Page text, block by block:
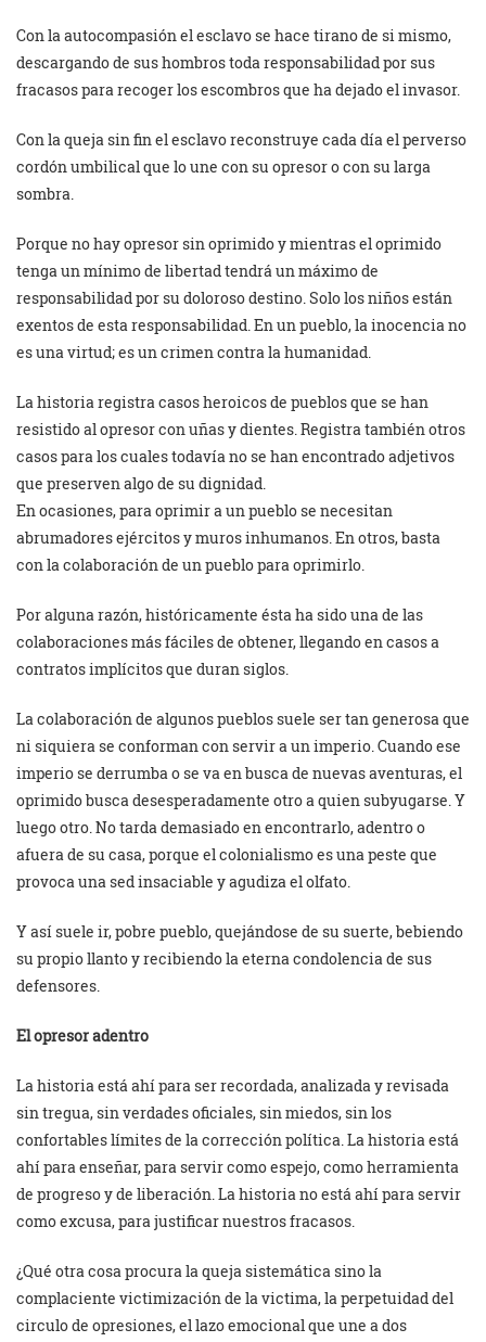
Con la autocompasión el esclavo se hace tirano de si mismo,
descargando de sus hombros toda responsabilidad por sus
fracasos para recoger los escombros que ha dejado el invasor.
Con la queja sin fin el esclavo reconstruye cada día el perverso
cordón umbilical que lo une con su opresor o con su larga
sombra.
Porque no hay opresor sin oprimido y mientras el oprimido
tenga un mínimo de libertad tendrá un máximo de
responsabilidad por su doloroso destino. Solo los niños están
exentos de esta responsabilidad. En un pueblo, la inocencia no
es una virtud; es un crimen contra la humanidad.
La historia registra casos heroicos de pueblos que se han
resistido al opresor con uñas y dientes. Registra también otros
casos para los cuales todavía no se han encontrado adjetivos
que preserven algo de su dignidad.
En ocasiones, para oprimir a un pueblo se necesitan
abrumadores ejércitos y muros inhumanos. En otros, basta
con la colaboración de un pueblo para oprimirlo.
Por alguna razón, históricamente ésta ha sido una de las
colaboraciones más fáciles de obtener, llegando en casos a
contratos implícitos que duran siglos.
La colaboración de algunos pueblos suele ser tan generosa que
ni siquiera se conforman con servir a un imperio. Cuando ese
imperio se derrumba o se va en busca de nuevas aventuras, el
oprimido busca desesperadamente otro a quien subyugarse. Y
luego otro. No tarda demasiado en encontrarlo, adentro o
afuera de su casa, porque el colonialismo es una peste que
provoca una sed insaciable y agudiza el olfato.
Y así suele ir, pobre pueblo, quejándose de su suerte, bebiendo
su propio llanto y recibiendo la eterna condolencia de sus
defensores.
El opresor adentro
La historia está ahí para ser recordada, analizada y revisada
sin tregua, sin verdades oficiales, sin miedos, sin los
confortables límites de la corrección política. La historia está
ahí para enseñar, para servir como espejo, como herramienta
de progreso y de liberación. La historia no está ahí para servir
como excusa, para justificar nuestros fracasos.
¿Qué otra cosa procura la queja sistemática sino la
complaciente victimización de la victima, la perpetuidad del
circulo de opresiones, el lazo emocional que une a dos